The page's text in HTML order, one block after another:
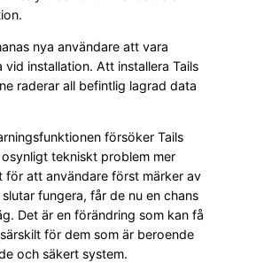
nya användare att vara
vid installation. Att installera Tails
raderar all befintlig lagrad data
försöker Tails
tekniskt problem mer
för att användare först märker av
fungera, får de nu en chans
Det är en förändring som kan få
för dem som är beroende
och säkert system.